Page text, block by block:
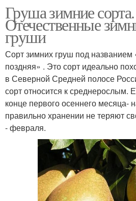
Груша зимние сорта.
Отечественные
груши
Сорт зимних груш под названием
поздняя» . Это сорт идеально
в Северной Средней полосе
сорт относится к среднерослым.
конце первого осеннего месяца-
правильно хранении не теряют
- февраля.